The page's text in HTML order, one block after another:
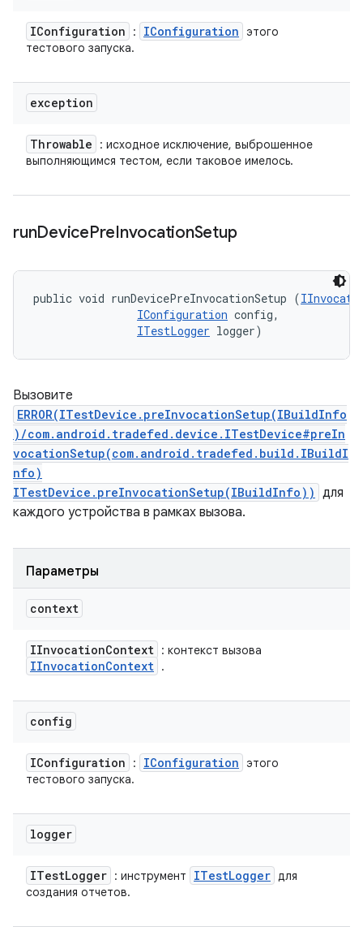
IConfiguration : IConfiguration
этого
тестового запуска.
exception
Throwable
: исходное исключение, выброшенное
выполняющимся тестом, если таковое имелось.
runDevicePreInvocationSetup
public void runDevicePreInvocationSetup (
IConfiguration config,
ITestLogger logger)
Вызовите
ERROR(ITestDevice.preInvocationSetup(IBuildInfo
)/com.android.tradefed.device.ITestDevice#preIn
vocationSetup(com.android.tradefed.build.IBuildI
nfo)
ITestDevice.preInvocationSetup(IBuildInfo)) для
каждого устройства в рамках вызова.
Параметры
context
IInvocationContext : контекст вызова
IInvocationContext .
config
IConfiguration : IConfiguration
этого
тестового запуска.
logger
ITestLogger : инструмент ITestLogger для
создания отчетов.